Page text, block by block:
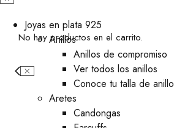
No hay productos en el carrito.
Joyas en plata 925
Anillos
Anillos de compromiso
Ver todos los anillos
Conoce tu talla de anillo
Aretes
⁠Candongas